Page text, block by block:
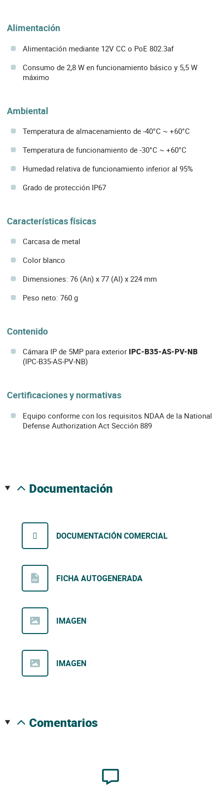
Alimentación
Alimentación mediante 12V CC o PoE 802.3af
Consumo de 2,8 W en funcionamiento básico y 5,5 W
máximo
Ambiental
Temperatura de almacenamiento de -40°C ~ +60°C
Temperatura de funcionamiento de -30°C ~ +60°C
Humedad relativa de funcionamiento inferior al 95%
Grado de protección IP67
Características físicas
Carcasa de metal
Color blanco
Dimensiones: 76 (An) x 77 (Al) x 224 mm
Peso neto: 760 g
Contenido
Cámara IP de 5MP para exterior IPC-B35-AS-PV-NB
(IPC-B35-AS-PV-NB)
Certificaciones y normativas
Equipo conforme con los requisitos NDAA de la National
Defense Authorization Act Sección 889
documentación
DOCUMENTACIÓN COMERCIAL
FICHA AUTOGENERADA
IMAGEN
IMAGEN
comentarios